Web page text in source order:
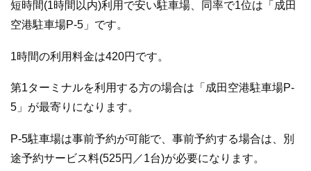
短時間(1時間以内)利用で安い駐車場、同率で1位は「成田
空港駐車場P-5」です。
1時間の利用料金は420円です。
第1ターミナルを利用する方の場合は「成田空港駐車場P-
5」が最寄りになります。
P-5駐車場は事前予約が可能で、事前予約する場合は、別
途予約サービス料(525円／1台)が必要になります。